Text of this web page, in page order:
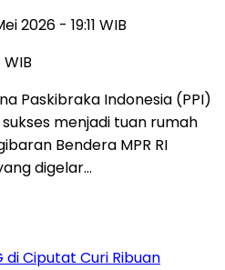
2026 - 19:11 WIB
WIB
Paskibraka Indonesia (PPI)
menjadi tuan rumah
Bendera MPR RI
digelar…
Ciputat Curi Ribuan